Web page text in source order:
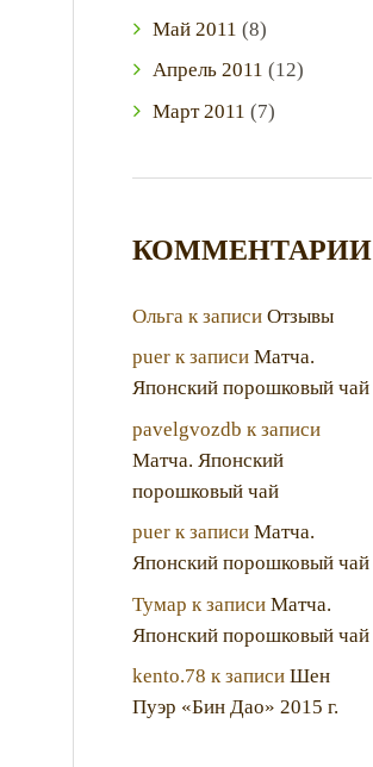
Май 2011 (8)
Апрель 2011 (12)
Март2011 (7)
КОММЕНТАРИИ
Ольга к записи Отзывы
puerк записи Матча.
Японский порошковый чай
pavelgvozdb к записи
Матча. Японский
порошковый чай
puerк записи Матча.
Японский порошковый чай
Тумар к записи Матча.
Японский порошковый чай
kento.78 к записи Шен
Пуэр «Бин Дао» 2015 г.